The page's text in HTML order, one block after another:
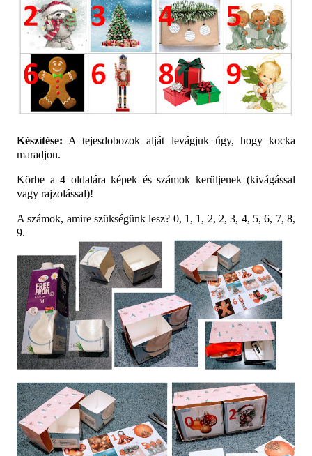
Készítése: A tejesdobozok alját levágjuk úgy, hogy kocka
maradjon.
Körbe a 4 oldalára képek és számok kerüljenek (kivágással
vagy rajzolással)!
A számok, amire szükségünk lesz? 0, 1, 1, 2, 2, 3, 4, 5, 6, 7, 8,
9.